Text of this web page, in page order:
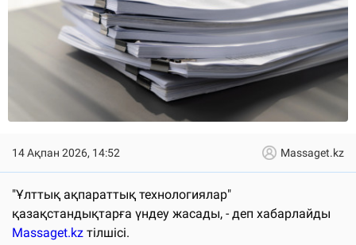
14 Ақпан 2026, 14:52 Massaget.kz
"Ұлттық ақпараттық технологиялар"
қазақстандықтарға үндеу жасады, - деп хабарлайды
Massaget.kz тілшісі.